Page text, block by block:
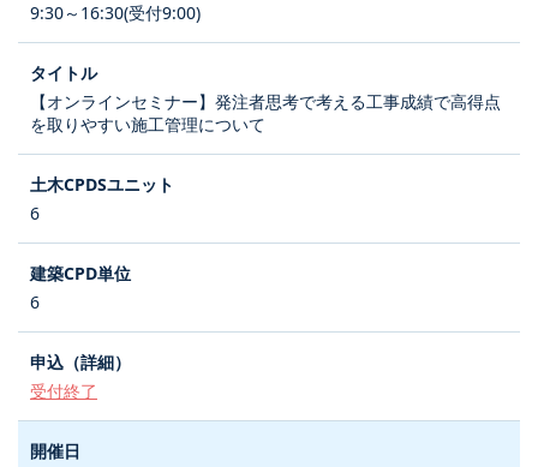
9:30～16:30(受付9:00)
【オンラインセミナー】発注者思考で考える工事成績で高得点
を取りやすい施工管理について
6
6
受付終了